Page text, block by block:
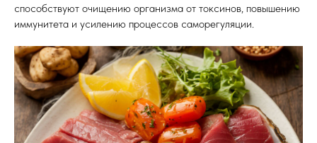
способствуют очищению организма от токсинов, повышению
иммунитета и усилению процессов саморегуляции.